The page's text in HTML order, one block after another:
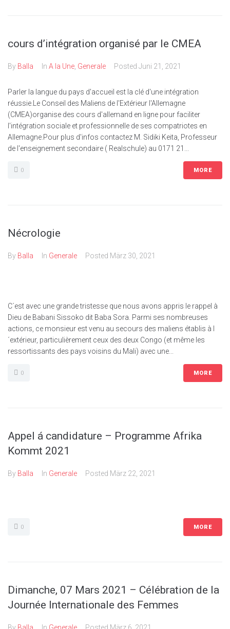
cours d’intégration organisé par le CMEA
By Balla In A la Une Generale Posted Juni 21, 2021
Parler la langue du pays d'accueil est la clé d'une intégration
réussie.Le Conseil des Maliens de l'Extérieur l'Allemagne
(CMEA)organise des cours d'allemand en ligne pour faciliter
l'intégration sociale et professionnelle de ses compatriotes en
Allemagne.Pour plus d'infos contactez M. Sidiki Keita, Professeur
de l'enseignement secondaire ( Realschule) au 0171 21...
0 MORE
Nécrologie
By Balla In Generale Posted März 30, 2021
C´est avec une grande tristesse que nous avons appris le rappel à
Dieu de Babani Sissoko dit Baba Sora. Parmi ses nombreuses
actions, ce monsieur est venu au secours des maliens établis à l
´extérieur, particulièrement ceux des deux Congo (et même les
ressortissants des pays voisins du Mali) avec une...
0 MORE
Appel á candidature – Programme Afrika
Kommt 2021
By Balla In Generale Posted März 22, 2021
0 MORE
Dimanche, 07 Mars 2021 – Célébration de la
Journée Internationale des Femmes